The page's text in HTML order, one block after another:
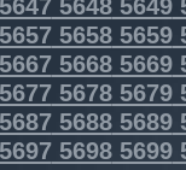
56585659
56685669
56785679
56885689
56985699